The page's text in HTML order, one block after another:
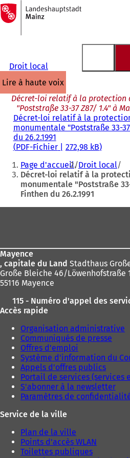
Accéder au contenu
Vers
la
page
d'accueil
Droit local
lire à haute voix
Décret-loi relatif à la protection
"Poststraße 33-37 Z87/ 1.4" à
Décret-loi relatif à la
monumentale "Poststraße 33-
du 26.2.1991
PDF-Fichier 272,98 kB
Vous
êtes
Page d'accueil Droit local
Décret-loi relatif à la
monumentale "Poststraße
Finthen du 26.2.1991
Mayence
, capitale du Land Stadthaus
Große Bleiche 46/Löwenhofstraße
55116 Mayence
115 - Numéro d'appel des
Accès rapide
Organisation administrative
Communiqués de presse
Offres d'emploi
Système d'information du
Appels d'offres publics
Portail de services (services
S'abonner à la newsletter
Paramètres de
Service de la ville
Plan de la ville
Points d'accès WLAN
Toilettes publiques